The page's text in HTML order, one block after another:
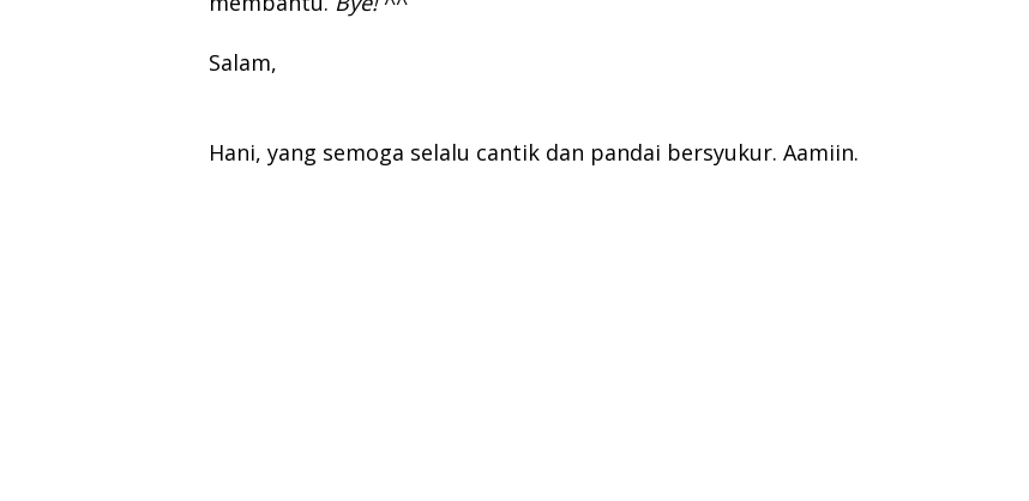
Salam,
Hani, yang semoga selalu cantik dan pandai bersyukur. Aamiin.